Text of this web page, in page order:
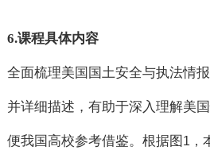
6.课程具体内容
全面梳理美国国土安全与执法情
并详细描述，有助于深入理解美
便我国高校参考借鉴。根据图 1，